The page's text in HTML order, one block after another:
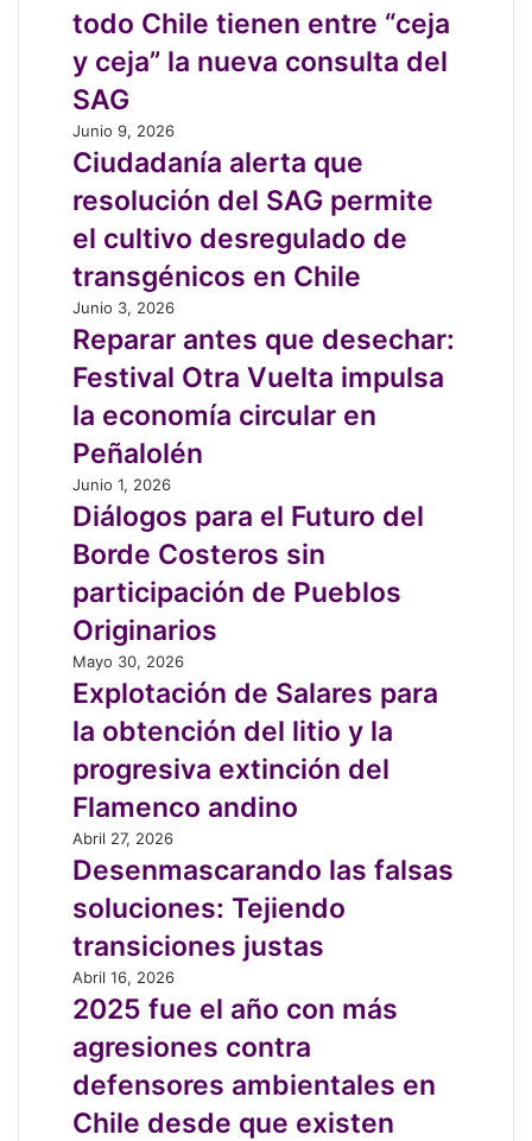
alimentaria
y
agroecología
reforma
a
la
Ley
Indígena
en
todo
Chile
tienen
entre
“ceja
y
ceja”
nueva
consulta
del
SAG
todo Chile tienen entre “ceja
y ceja” la nueva consulta del
SAG
Ciudadanía
alerta
resolución
del
SAG
permite
el
cultivo
desregulado
de
transgénicos
en
Chile
Junio 9, 2026
Ciudadanía alerta que
resolución del SAG permite
el cultivo desregulado de
transgénicos en Chile
Reparar
antes
desechar:
Festival
Otra
Vuelta
impulsa
la
economía
circular
Peñalolén
Junio 3, 2026
Reparar antes que desechar:
Festival Otra Vuelta impulsa
la economía circular en
Peñalolén
Diálogos
para
Futuro
del
Borde
Costeros
sin
participación
de
Pueblos
Junio 1, 2026
Diálogos para el Futuro del
Borde Costeros sin
participación de Pueblos
Originarios
Explotación
de
Salares
para
la
obtención
del
litio
y
la
progresiva
extinción
del
Flamenco
andino
Mayo 30, 2026
Explotación de Salares para
la obtención del litio y la
progresiva extinción del
Flamenco andino
Desenmascarando
las
soluciones:
Tejiendo
transiciones
justas
Abril 27, 2026
Desenmascarando las falsas
soluciones: Tejiendo
transiciones justas
2025
fue
año
con
más
agresiones
Abril 16, 2026
2025 fue el año con más
agresiones contra
defensores ambientales en
Chile desde que existen